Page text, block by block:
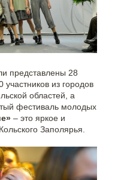
представлены 28
участников из городов
областей, а
фестиваль молодых
– это яркое и
Заполярья.